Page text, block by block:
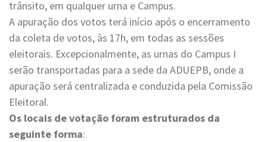
trânsito, em qualquer urna e Campus.
A apuração dos votos terá início após o encerramento
da coleta de votos, às 17h, em todas as sessões
eleitorais. Excepcionalmente, as urnas do Campus I
serão transportadas para a sede da ADUEPB, onde a
apuração será centralizada e conduzida pela Comissão
Eleitoral.
Os locais de votação foram estruturados da
seguinte forma: